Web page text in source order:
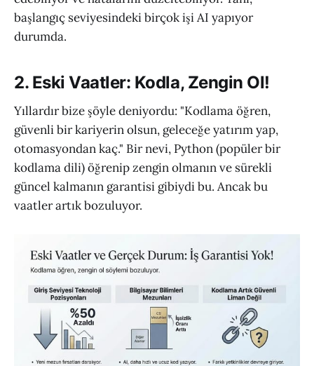
başlangıç seviyesindeki birçok işi AI yapıyor
durumda.
2. Eski Vaatler: Kodla, Zengin Ol!
Yıllardır bize şöyle deniyordu: "Kodlama öğren,
güvenli bir kariyerin olsun, geleceğe yatırım yap,
otomasyondan kaç." Bir nevi, Python (popüler bir
kodlama dili) öğrenip zengin olmanın ve sürekli
güncel kalmanın garantisi gibiydi bu. Ancak bu
vaatler artık bozuluyor.